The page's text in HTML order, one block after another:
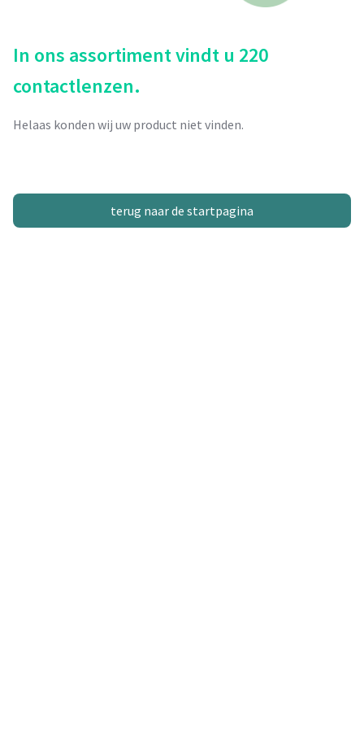
In ons assortiment vindt u 220
contactlenzen.
Helaas konden wij uw product niet vinden.
terug naar de startpagina